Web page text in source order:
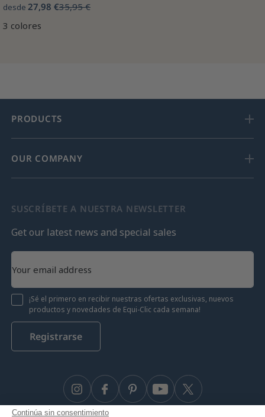
Continúa sin consentimiento
desde 27,98 €35,95 €
3 colores
PRODUCTS
OUR COMPANY
SUSCRÍBETE A NUESTRA NEWSLETTER
Get our latest news and special sales
¡Sé el primero en recibir nuestras ofertas exclusivas, nuevos
productos y novedades de Equi-Clic cada semana!
Registrarse
Facebook Twitter
YouTube
Pinterest
Instagram